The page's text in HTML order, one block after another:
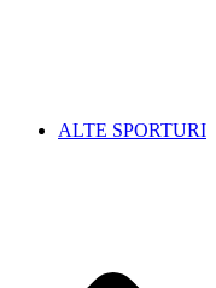
ALTE SPORTURI